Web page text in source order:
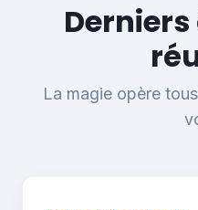
La magie opère